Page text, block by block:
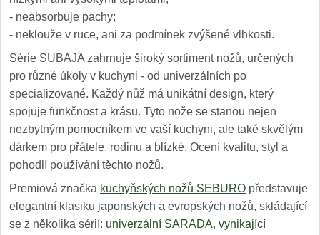
- neabsorbuje pachy;
- neklouže v ruce, ani za podmínek zvýšené vlhkosti.
Série SUBAJA zahrnuje široký sortiment nožů, určených
pro různé úkoly v kuchyni - od univerzálních po
specializované. Každý nůž má unikátní design, který
spojuje funkčnost a krásu. Tyto nože se stanou nejen
nezbytným pomocníkem ve vaší kuchyni, ale také skvělým
dárkem pro přátele, rodinu a blízké. Ocení kvalitu, styl a
pohodlí používání těchto nožů.
Premiová značka kuchyňských nožů SEBURO představuje
elegantní klasiku japonských a evropských nožů, skládající
se z několika sérií: univerzální SARADA, vynikající